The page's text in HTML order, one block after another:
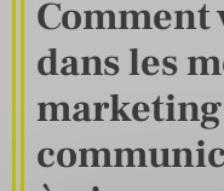
Comment
dans les